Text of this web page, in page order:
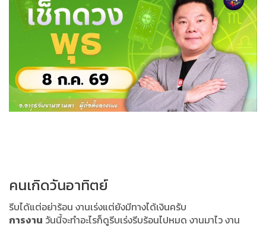
คนเกิดวันอาทิตย์
รีบได้แต่อย่าร้อน งานเร่งแต่ยังมีทางได้เงินครับ
การงาน วันนี้จะทำอะไรก็ดูรีบเร่งรีบร้อนไปหมด งานมาไว งาน